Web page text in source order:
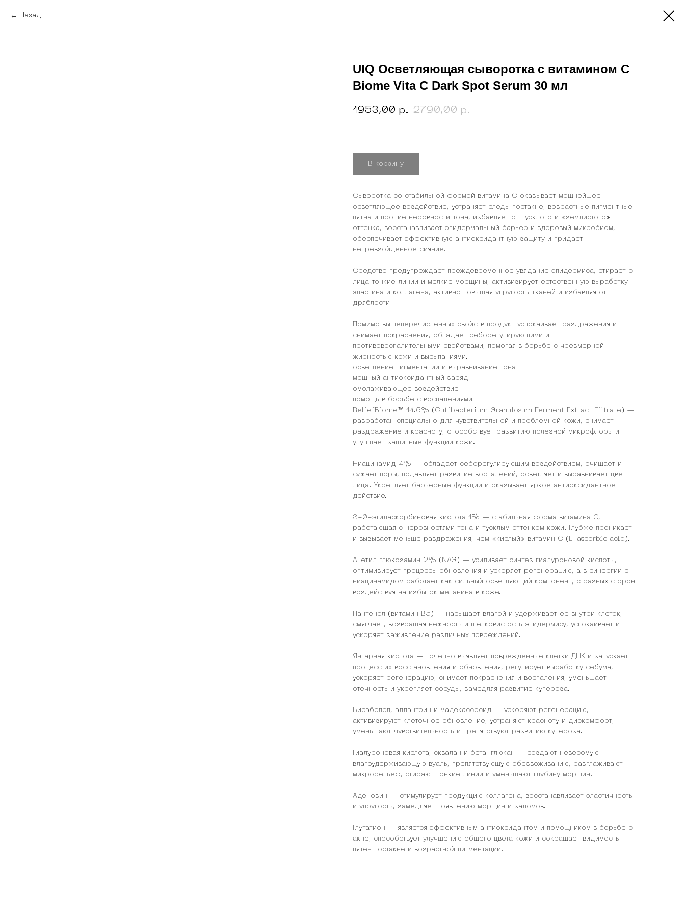
Назад
UIQ Осветляющая сыворотка с витамином С
Biome Vita C Dark Spot Serum 30 мл
1953,00 р. 2790,00 р.
В корзину
Сыворотка со стабильной формой витамина С оказывает мощнейшее
осветляющее воздействие, устраняет следы постакне, возрастные пигментные
пятна и прочие неровности тона, избавляет от тусклого и «землистого»
оттенка, восстанавливает эпидермальный барьер и здоровый микробиом,
обеспечивает эффективную антиоксидантную защиту и придает
непревзойденное сияние.
Средство предупреждает преждевременное увядание эпидермиса, стирает с
лица тонкие линии и мелкие морщины, активизирует естественную выработку
эластина и коллагена, активно повышая упругость тканей и избавляя от
дряблости
Помимо вышеперечисленных свойств продукт успокаивает раздражения и
снимает покраснения, обладает себорегулирующими и
противовоспалительными свойствами, помогая в борьбе с чрезмерной
жирностью кожи и высыпаниями.
осветление пигментации и выравнивание тона
мощный антиоксидантный заряд
омолаживающее воздействие
помощь в борьбе с воспалениями
ReliefBiome™ 14.6% (Cutibacterium Granulosum Ferment Extract Filtrate) —
разработан специально для чувствительной и проблемной кожи, снимает
раздражение и красноту, способствует развитию полезной микрофлоры и
улучшает защитные функции кожи.
Ниацинамид 4% — обладает себорегулирующим воздействием, очищает и
сужает поры, подавляет развитие воспалений, осветляет и выравнивает цвет
лица. Укрепляет барьерные функции и оказывает яркое антиоксидантное
действие.
3-0-этиласкорбиновая кислота 1% — стабильная форма витамина С,
работающая с неровностями тона и тусклым оттенком кожи. Глубже проникает
и вызывает меньше раздражения, чем «кислый» витамин С (L-ascorbic acid).
Ацетил глюкозамин 2% (NAG) — усиливает синтез гиалуроновой кислоты,
оптимизирует процессы обновления и ускоряет регенерацию, а в синергии с
ниацинамидом работает как сильный осветляющий компонент, с разных сторон
воздействуя на избыток меланина в коже.
Пантенол (витамин B5) — насыщает влагой и удерживает ее внутри клеток,
смягчает, возвращая нежность и шелковистость эпидермису, успокаивает и
ускоряет заживление различных повреждений.
Янтарная кислота — точечно выявляет поврежденные клетки ДНК и запускает
процесс их восстановления и обновления, регулирует выработку себума,
ускоряет регенерацию, снимает покраснения и воспаления, уменьшает
отечность и укрепляет сосуды, замедляя развитие купероза.
Бисаболол, аллантоин и мадекассосид — ускоряют регенерацию,
активизируют клеточное обновление, устраняют красноту и дискомфорт,
уменьшают чувствительность и препятствуют развитию купероза.
Гиалуроновая кислота, сквалан и бета-глюкан — создают невесомую
влагоудерживающую вуаль, препятствующую обезвоживанию, разглаживают
микрорельеф, стирают тонкие линии и уменьшают глубину морщин.
Аденозин — стимулирует продукцию коллагена, восстанавливает эластичность
и упругость, замедляет появлению морщин и заломов.
Глутатион — является эффективным антиоксидантом и помощником в борьбе с
акне, способствует улучшению общего цвета кожи и сокращает видимость
пятен постакне и возрастной пигментации.